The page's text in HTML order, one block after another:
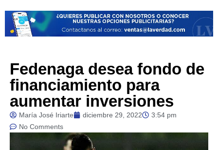
Fedenaga desea fondo de
financiamiento para
aumentar inversiones
María José Iriarte diciembre 29, 2022
3:54 pm
No Comments